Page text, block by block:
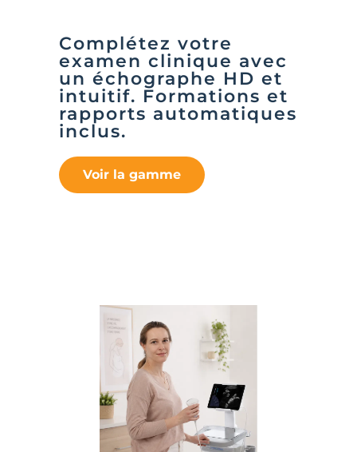
Complétez votre
examen clinique avec
un échographe HD et
intuitif. Formations et
rapports automatiques
inclus.
Voir la gamme